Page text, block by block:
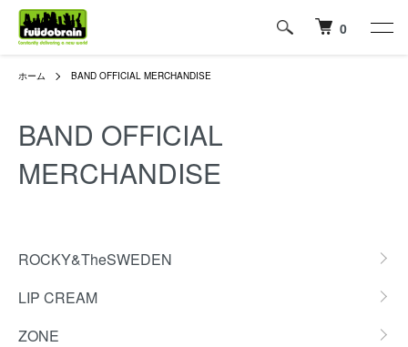
0
ホーム BAND OFFICIAL MERCHANDISE
BAND OFFICIAL
MERCHANDISE
ROCKY&TheSWEDEN
LIP CREAM
ZONE